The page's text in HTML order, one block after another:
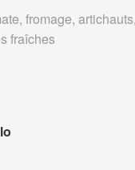
fromage,
fraîches